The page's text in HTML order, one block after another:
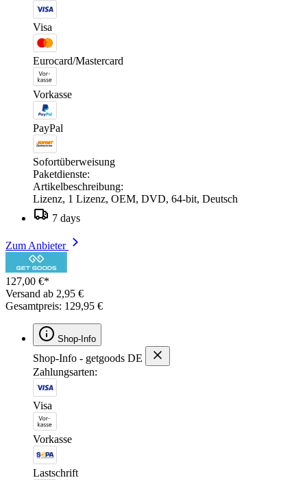
Visa
Eurocard/Mastercard
Vorkasse
PayPal
Sofortüberweisung
Paketdienste:
Artikelbeschreibung:
Lizenz, 1 Lizenz, OEM, DVD, 64-bit, Deutsch
7 days
Zum Anbieter
127,00 €*
Versand ab 2,95 €
Gesamtpreis: 129,95 €
Shop-Info
Shop-Info - getgoods DE
Zahlungsarten:
Visa
Vorkasse
Lastschrift